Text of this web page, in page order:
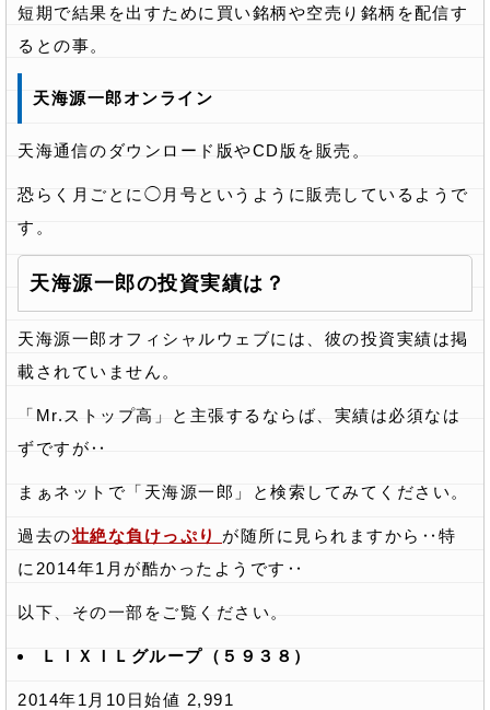
短期で結果を出すために買い銘柄や空売り銘柄を配信す
るとの事。
天海源一郎オンライン
天海通信のダウンロード版やCD版を販売。
恐らく月ごとに◯月号というように販売しているようで
す。
天海源一郎の投資実績は？
天海源一郎オフィシャルウェブには、彼の投資実績は掲
載されていません。
「Mr.ストップ高」と主張するならば、実績は必須なは
ずですが‥
まぁネットで「天海源一郎」と検索してみてください。
過去の壮絶な負けっぷり が随所に見られますから‥特
に2014年1月が酷かったようです‥
以下、その一部をご覧ください。
ＬＩＸＩＬグループ（５９３８）
2014年1月10日始値 2,991